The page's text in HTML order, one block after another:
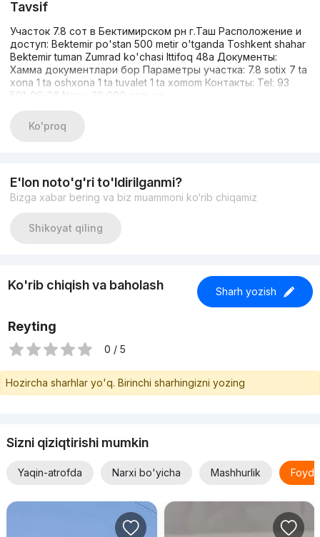
Tavsif
Участок 7.8 сот в Бектимирском рн г.Таш Расположение и
доступ: Bektemir po'stan 500 metir o'tgandа Toshkent shahar
Bektemir tuman Zumrad ko'chasi Ittifoq 48a Документы:
Хамма документлари бор Параметры участка: 7.8 sotix 7 ta
xona 1 ta oshxona 1 ta tuvalet 1 ta xomom Контакты: Tel: 93
591-06-26 Narxi: 20 000 сотыхи
Ko'proq
E'lon noto'g'ri to'ldirilganmi?
Bizga xabar bering va biz muammoni ko‘rib chiqamiz
Shikoyat qiling
Ko'rib chiqish va baholash Sharh yozish
Reyting
0 / 5
Hozircha sharhlar yo'q. Birinchi sharhingizni yozing
Sizni qiziqtirishi mumkin
Yaqin-atrofda Narxi bo'yicha Mashhurlik